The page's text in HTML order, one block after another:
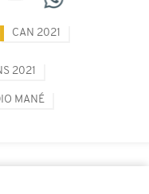
CAN 2021
2021
MANÉ